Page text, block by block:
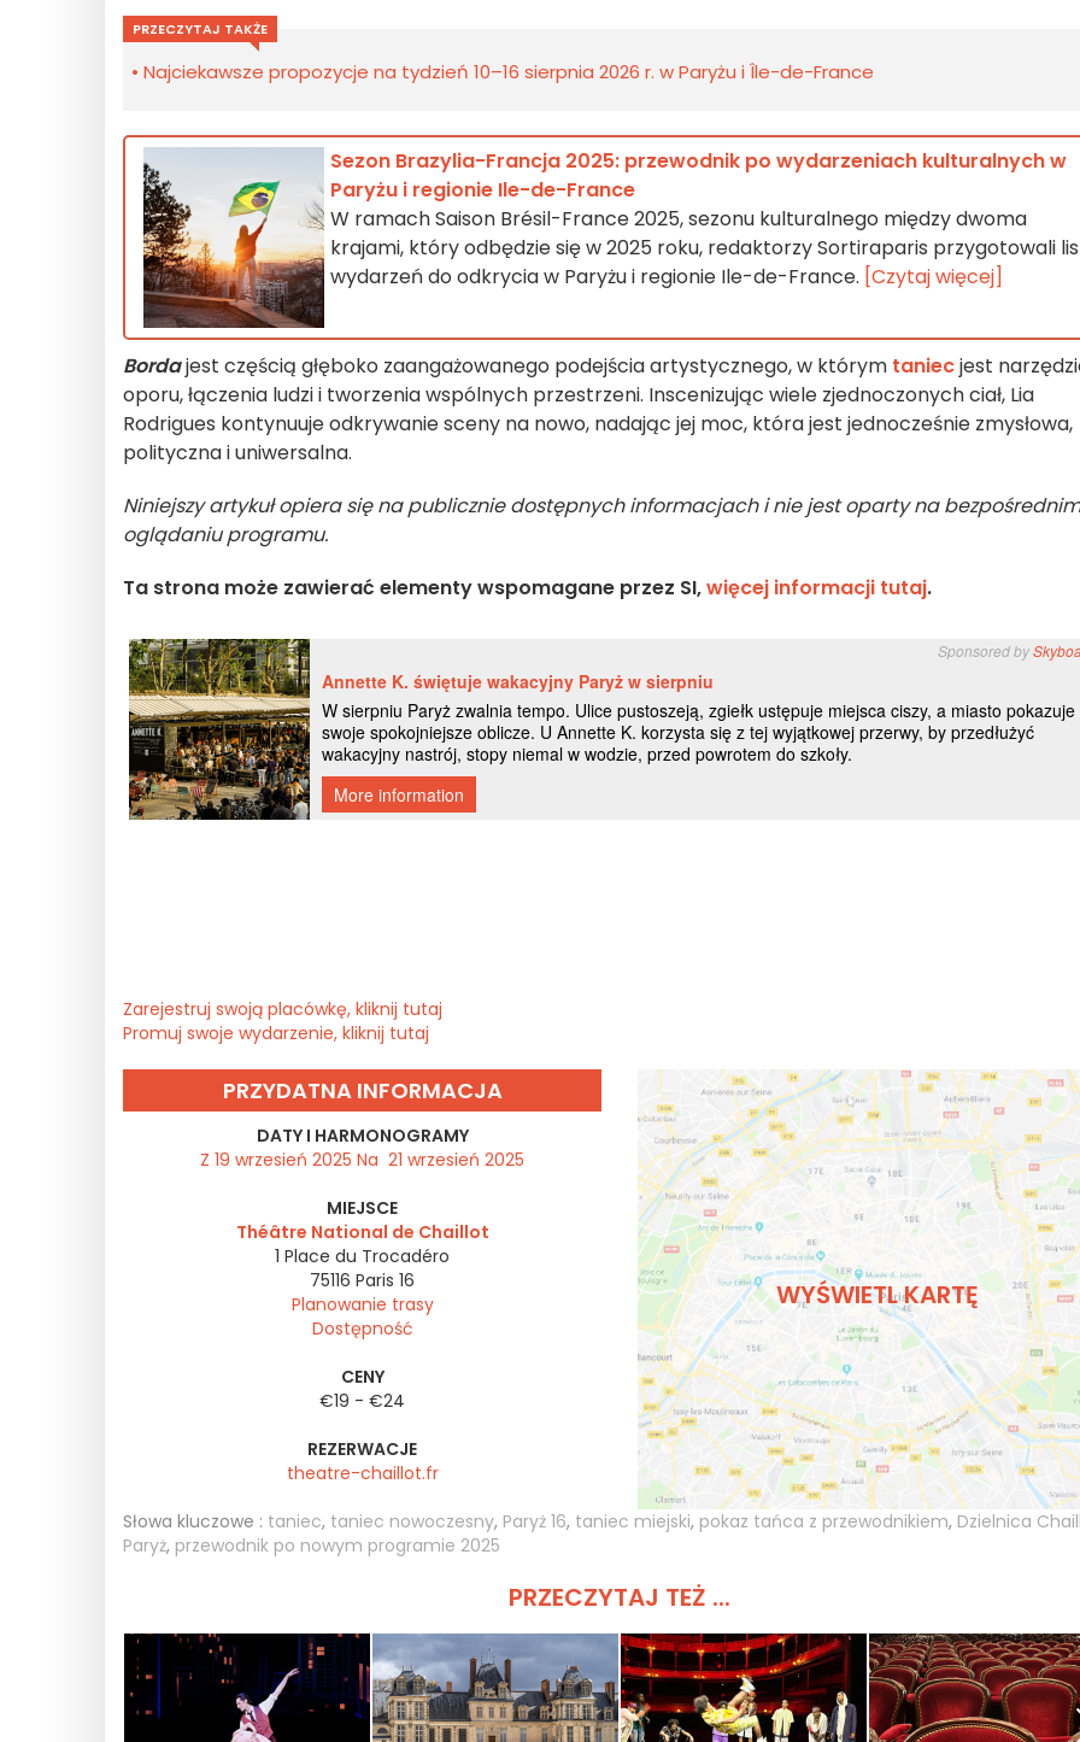
PRZECZYTAJ TAKŻE
Najciekawsze propozycje na tydzień 10–16 sierpnia 2026 r. w Paryżu i Île-de-France
Sezon Brazylia-Francja 2025: przewodnik po wydarzeniach kulturalnych w
Paryżu i regionie Ile-de-France
W ramach Saison Brésil-France 2025, sezonu kulturalnego między dwoma
krajami, który odbędzie się w 2025 roku, redaktorzy Sortiraparis przygotowali
wydarzeń do odkrycia w Paryżu i regionie Ile-de-France. [Czytaj więcej]
Bordajest częścią głęboko zaangażowanego podejścia artystycznego, w którym taniecjest
oporu, łączenia ludzi i tworzenia wspólnych przestrzeni. Inscenizując wiele zjednoczonych ciał, Lia
Rodrigues kontynuuje odkrywanie sceny na nowo, nadając jej moc, która jest jednocześnie zmysłowa,
polityczna i uniwersalna.
Niniejszy artykuł opiera się na publicznie dostępnych informacjach i nie jest oparty na bezpośrednim
oglądaniu programu.
Ta strona może zawierać elementy wspomagane przez SI,więcej informacji tutaj.
Zarejestruj swoją placówkę, kliknij tutaj
Promuj swoje wydarzenie, kliknij tutaj
PRZYDATNA INFORMACJA
DATY I HARMONOGRAMY
Z 19 wrzesień 2025 Na 21 wrzesień 2025
MIEJSCE
Théâtre National de Chaillot
1 Place du Trocadéro
75116 Paris 16
Planowanie trasy
Dostępność
CENY
€19 - €24
REZERWACJE
theatre-chaillot.fr
WYŚWIETL KARTĘ
Słowa kluczowe : taniec, taniec nowoczesny, Paryż 16, taniec miejski, pokaz tańca z przewodnikiem, Dzielnica
Paryż, przewodnik po nowym programie 2025
PRZECZYTAJ TEŻ ...